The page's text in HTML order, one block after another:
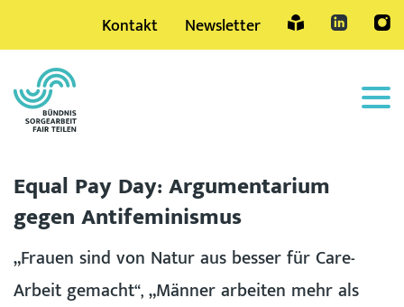
Kontakt
Newsletter
Sprache
Equal Pay Day: Argumentarium
gegen Antifeminismus
„Frauen sind von Natur aus besser für Care-
Arbeit gemacht“, „Männer arbeiten mehr als